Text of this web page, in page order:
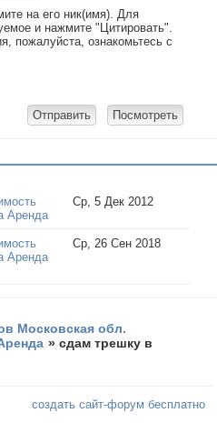
на его ник(имя). Для
и нажмите "Цитировать".
пожалуйста, ознакомьтесь с
Аренда
Ср, 5 Дек 2012
Аренда
Ср, 26 Сен 2018
Московская обл.
»сдам трешку в
создать сайт-форум бесплатно